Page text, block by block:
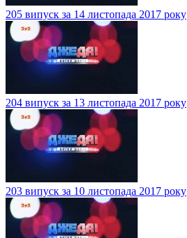
205 випуск за 14 листопада 2017 року
204 випуск за 13 листопада 2017 року
203 випуск за 10 листопада 2017 року